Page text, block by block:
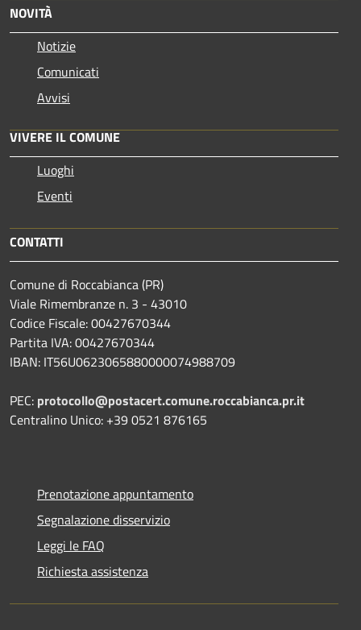
NOVITÀ
Notizie
Comunicati
Avvisi
VIVERE IL COMUNE
Luoghi
Eventi
CONTATTI
Comune di Roccabianca (PR)
Viale Rimembranze n. 3 - 43010
Codice Fiscale: 00427670344
Partita IVA: 00427670344
IBAN: IT56U0623065880000074988709
PEC: protocollo@postacert.comune.roccabianca.pr.it
Centralino Unico: +39 0521 876165
Prenotazione appuntamento
Segnalazione disservizio
Leggi le FAQ
Richiesta assistenza